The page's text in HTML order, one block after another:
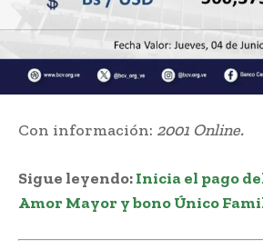
Con información: 2001 Online.
Sigue leyendo:Inicia el pago
Amor Mayor y bono Único